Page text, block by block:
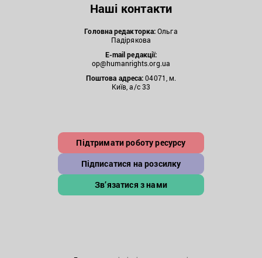
Наші контакти
Головна редакторка:Ольга
Падірякова
E-mail редакції:
op@humanrights.org.ua
Поштова адреса:04071, м.
Київ, а/с 33
Підтримати роботу ресурсу
Підписатися на розсилку
Зв’язатися з нами